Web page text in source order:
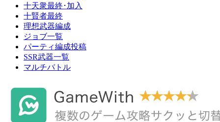
十天衆最終･加入
十賢者最終
理想武器編成
ジョブ一覧
パーティ編成投稿
SSR武器一覧
マルチバトル